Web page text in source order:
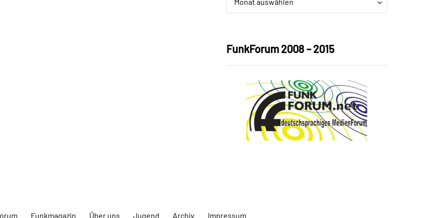
Monat auswählen
FunkForum 2008 – 2015
Funkmagazin Über uns Jugend Archiv Impressum